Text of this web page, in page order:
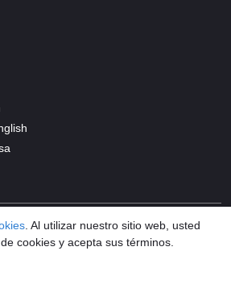
Reserved
. Al utilizar nuestro sitio web, usted
cookies y acepta sus términos.